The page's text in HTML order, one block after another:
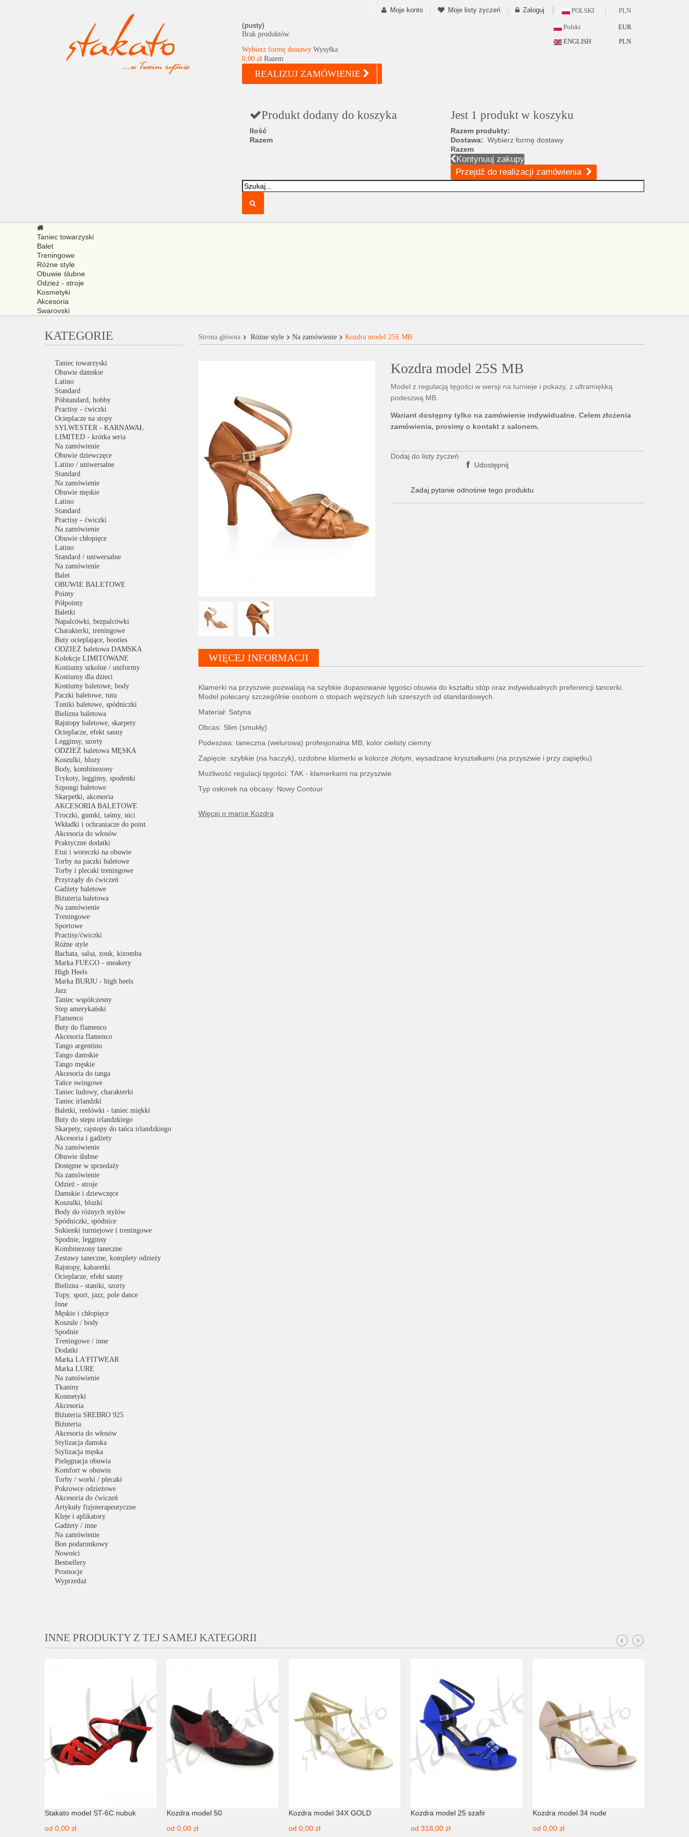
Moje konto Moje listy życzeń Zaloguj POLSKI
Polski
ENGLISH
PLN
EUR
PLN
(pusty)
Brak produktów
Wybierz formę dostawy Wysyłka
0,00 zł Razem
REALIZUJ ZAMÓWIENIE
Produkt dodany do koszyka
Ilość
Razem
Jest 1 produkt w koszyku
Razem produkty:
Dostawa:Wybierz formę dostawy
Razem
Kontynuuj zakupy
Przejdź do realizacji zamówienia
Taniec towarzyski
Balet
Treningowe
Różne style
Obuwie ślubne
Odzież - stroje
Kosmetyki
Akcesoria
Swarovski
KATEGORIE
Taniec towarzyski
Obuwie damskie
Latino
Standard
Półstandard, hobby
Practisy - ćwiczki
Ocieplacze na stopy
SYLWESTER - KARNAWAŁ
LIMITED - krótka seria
Na zamówienie
Obuwie dziewczęce
Latino / uniwersalne
Standard
Na zamówienie
Obuwie męskie
Latino
Standard
Practisy - ćwiczki
Na zamówienie
Obuwie chłopięce
Latino
Standard / uniwersalne
Na zamówienie
Balet
OBUWIE BALETOWE
Pointy
Półpointy
Baletki
Napalcówki, bezpalcówki
Charakterki, treningowe
Buty ocieplające, booties
ODZIEŻ baletowa DAMSKA
Kolekcje LIMITOWANE
Kostiumy szkolne / uniformy
Kostiumy dla dzieci
Kostiumy baletowe, body
Paczki baletowe, tutu
Tuniki baletowe, spódniczki
Bielizna baletowa
Rajstopy baletowe, skarpety
Ocieplacze, efekt sauny
Legginsy, szorty
ODZIEŻ baletowa MĘSKA
Koszulki, bluzy
Body, kombinezony
Trykoty, legginsy, spodenki
Szpongi baletowe
Skarpetki, akcesoria
AKCESORIA BALETOWE
Troczki, gumki, taśmy, nici
Wkładki i ochraniacze do point
Akcesoria do włosów
Praktyczne dodatki
Etui i woreczki na obuwie
Torby na paczki baletowe
Torby i plecaki treningowe
Przyrządy do ćwiczeń
Gadżety baletowe
Biżuteria baletowa
Na zamówienie
Treningowe
Sportowe
Practisy/ćwiczki
Różne style
Bachata, salsa, zouk, kizomba
Marka FUEGO - sneakery
High Heels
Marka BURJU - high heels
Jazz
Taniec współczesny
Step amerykański
Flamenco
Buty do flamenco
Akcesoria flamenco
Tango argentino
Tango damskie
Tango męskie
Akcesoria do tanga
Tańce swingowe
Taniec ludowy, charakterki
Taniec irlandzki
Baletki, reelówki - taniec miękki
Buty do stepu irlandzkiego
Skarpety, rajstopy do tańca irlandzkiego
Akcesoria i gadżety
Na zamówienie
Obuwie ślubne
Dostępne w sprzedaży
Na zamówienie
Odzież - stroje
Damskie i dziewczęce
Koszulki, bluzki
Body do różnych stylów
Spódniczki, spódnice
Sukienki turniejowe i treningowe
Spodnie, legginsy
Kombinezony taneczne
Zestawy taneczne, komplety odzieży
Rajstopy, kabaretki
Ocieplacze, efekt sauny
Bielizna - staniki, szorty
Topy, sport, jazz, pole dance
Inne
Męskie i chłopięce
Koszule / body
Spodnie
Treningowe / inne
Dodatki
Marka LA'FITWEAR
Marka LURE
Na zamówienie
Tkaniny
Kosmetyki
Akcesoria
Biżuteria SREBRO 925
Biżuteria
Akcesoria do włosów
Stylizacja damska
Stylizacja męska
Pielęgnacja obuwia
Komfort w obuwiu
Torby / worki / plecaki
Pokrowce odzieżowe
Akcesoria do ćwiczeń
Artykuły fizjoterapeutyczne
Kleje i aplikatory
Gadżety / inne
Na zamówienie
Bon podarunkowy
Nowości
Bestsellery
Promocje
Wyprzedaż
Strona główna Różne style Na zamówienie Kozdra model 25S MB
Kozdra model 25S MB
Model z regulacją tęgości w wersji na turnieje i pokazy, z ultramiękką
podeszwą MB.
Wariant dostępny tylko na zamówienie indywidualne. Celem złożenia
zamówienia, prosimy o kontakt z salonem.
Dodaj do listy życzeń
Udostępnij
Zadaj pytanie odnośnie tego produktu
WIĘCEJ INFORMACJI
Klamerki na przyszwie pozwalają na szybkie dopasowanie tęgości obuwia do kształtu stóp oraz indywidualnych preferencji tancerki.
Model polecany szczególnie osobom o stopach węższych lub szerszych od standardowych.
Materiał: Satyna
Obcas: Slim (smukły)
Podeszwa: taneczna (welurowa) profesjonalna MB, kolor cielisty ciemny
Zapięcie: szybkie (na haczyk), ozdobne klamerki w kolorze złotym, wysadzane kryształkami (na przyszwie i przy zapiętku)
Możliwość regulacji tęgości: TAK - klamerkami na przyszwie
Typ osłonek na obcasy: Nowy Contour
Więcej o marce Kozdra
INNE PRODUKTY Z TEJ SAMEJ KATEGORII
Stakato model ST-6C nubuk
od 0,00 zł
Kozdra model 50
od 0,00 zł
Kozdra model 34X GOLD
od 0,00 zł
Kozdra model 25 szafir
od 318,00 zł
Kozdra model 34 nude
od 0,00 zł